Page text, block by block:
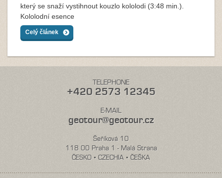
který se snaží vystihnout kouzlo kololodi (3:48 min.).
Kololodní esence
Celý článek
TELEPHONE
+420 2573 12345
E-MAIL
geotour@geotour.cz
Šeříková 10
118 00 Praha 1 - Malá Strana
ČESKO • CZECHIA • ČEŠKA